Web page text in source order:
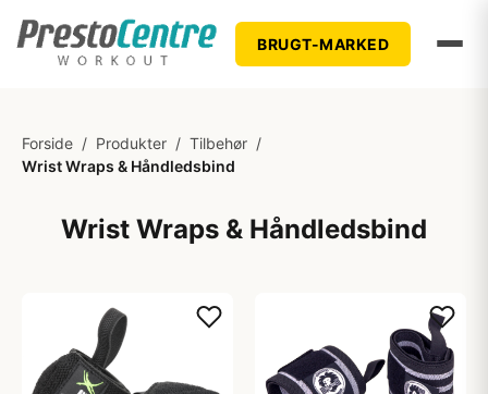
BRUGT-MARKED
Forside / Produkter / Tilbehør /
Wrist Wraps & Håndledsbind
Wrist Wraps & Håndledsbind